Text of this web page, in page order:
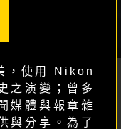
，使用 Nikon
之演變；曾多
媒體與報章雜
與分享。為了